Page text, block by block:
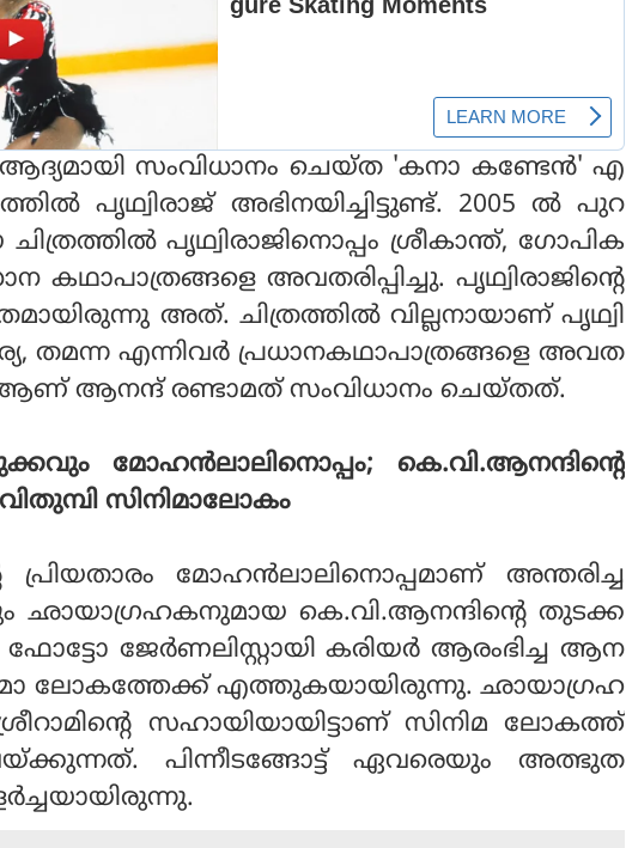
സംവിധാനം ചെയ്ത 'കനാ കണ്ടേന്‍' എ
പൃഥ്വിരാജ് അഭിനയിച്ചിട്ടുണ്ട്. 2005 ല്‍ പുറ
പൃഥ്വിരാജിനൊപ്പം ശ്രീകാന്ത്, ഗോപിക
കഥാപാത്രങ്ങളെ അവതരിപ്പിച്ചു. പൃഥ്വിരാജിന്റെ
അത്. ചിത്രത്തില്‍ വില്ലനായാണ് പൃഥ്വി
തമന്ന എന്നിവര്‍ പ്രധാനകഥാപാത്രങ്ങളെ അവത
ആണ് ആനന്ദ് രണ്ടാമത് സംവിധാനം ചെയ്തത്.
മോഹന്‍ലാലിനൊപ്പം; കെ.വി.ആനന്ദിന്റെ
സിനിമാലോകം
പ്രിയതാരം മോഹന്‍ലാലിനൊപ്പമാണ് അന്തരിച്ച
ഛായാഗ്രഹകനുമായ കെ.വി.ആനന്ദിന്റെ തുടക്ക
ജേര്‍ണലിസ്റ്റായി കരിയര്‍ ആരംഭിച്ച ആന
ലോകത്തേക്ക് എത്തുകയായിരുന്നു. ഛായാഗ്രഹ
സഹായിയായിട്ടാണ് സിനിമ ലോകത്ത്
പിന്നീടങ്ങോട്ട് ഏവരെയും അത്ഭുത